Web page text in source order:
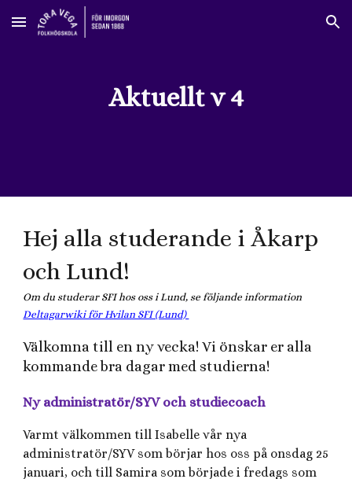
Skip to main content Skip to navigation
Aktuellt v 4
Hej alla studerande i Åkarp
och Lund!
Om du studerar SFI hos oss i Lund, se följande information
Deltagarwiki för Hvilan SFI (Lund)
Välkomna till en ny vecka! Vi önskar er alla
kommande bra dagar med studierna!
Ny administratör/SYV och studiecoach
Varmt välkommen till Isabelle vår nya
administratör/SYV som börjar hos oss på onsdag 25
januari, och till Samira som började i fredags som